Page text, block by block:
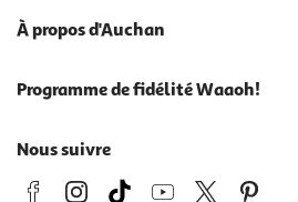
À propos d'Auchan
Programme de fidélité Waaoh!
Nous suivre